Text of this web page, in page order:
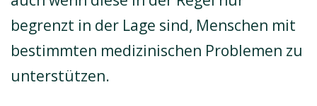
begrenzt in der Lage sind, Menschen mit
bestimmten medizinischen Problemen zu
unterstützen.